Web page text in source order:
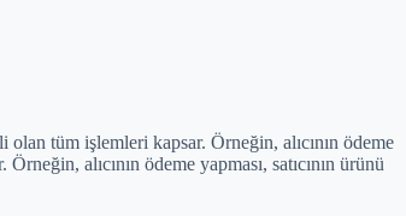
olan tüm işlemleri kapsar. Örneğin, alıcının ödeme
alıcının ödeme yapması, satıcının ürünü